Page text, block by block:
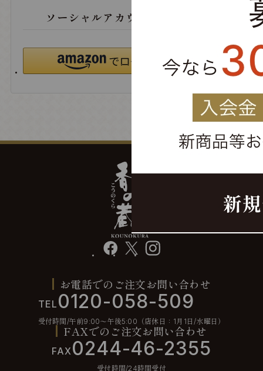
ソーシャルアカウントでログイン
facebook instagram
お電話でのご注文お問い合わせ
TEL 0120-058-509
受付時間/午前9:00〜午後5:00（店休日：1月1日/水曜日）
FAXでのご注文お問い合わせ
FAX0244-46-2355
受付時間/24時間受付